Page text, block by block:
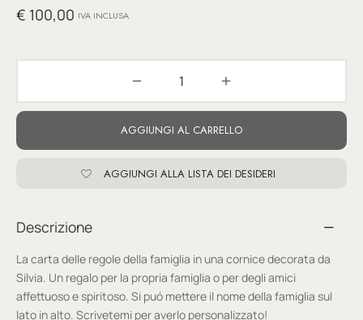
€ 100,00 IVA INCLUSA
AGGIUNGI AL CARRELLO
AGGIUNGI ALLA LISTA DEI DESIDERI
Descrizione
La carta delle regole della famiglia in una cornice decorata da
Silvia. Un regalo per la propria famiglia o per degli amici
affettuoso e spiritoso. Si puó mettere il nome della famiglia sul
lato in alto. Scrivetemi per averlo personalizzato!